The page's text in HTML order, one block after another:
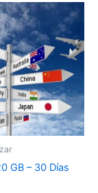
GB – 30 Días